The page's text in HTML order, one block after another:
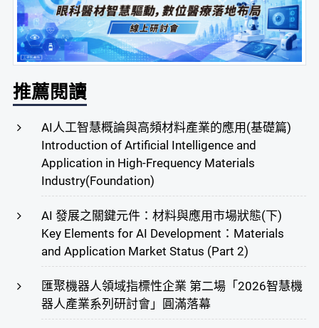
推薦閱讀
AI人工智慧概論與高頻材料產業的應用(基礎篇)
Introduction of Artificial Intelligence and
Application in High-Frequency Materials
Industry(Foundation)
AI 發展之關鍵元件：材料與應用市場狀態(下)
Key Elements for AI Development：Materials
and Application Market Status (Part 2)
匯聚機器人領域指標性企業 第二場「2026智慧機
器人產業系列研討會」圓滿落幕